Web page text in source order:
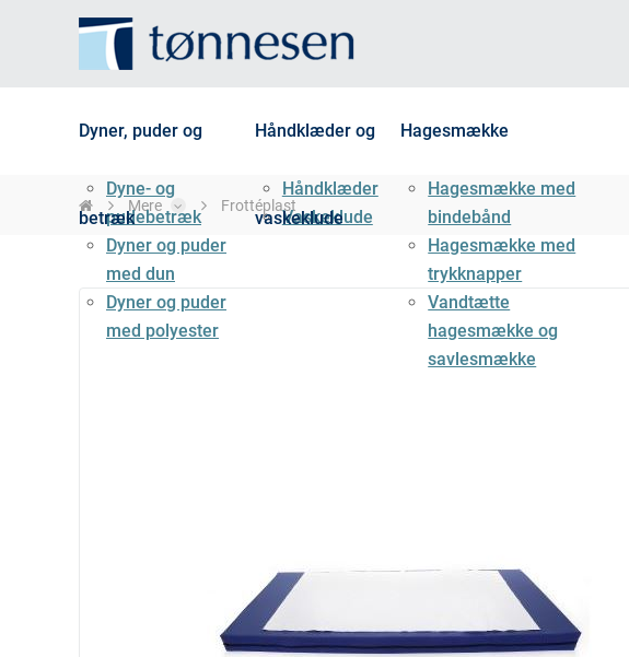
Dyner, puder og
betræk
Dyne- og
pudebetræk
Dyner og puder
med dun
Dyner og puder
med polyester
Håndklæder og
vaskeklude
Håndklæder
Vaskeklude
Hagesmække
Hagesmække med
bindebånd
Hagesmække med
trykknapper
Vandtætte
hagesmække og
savlesmække
Mere Frottéplast